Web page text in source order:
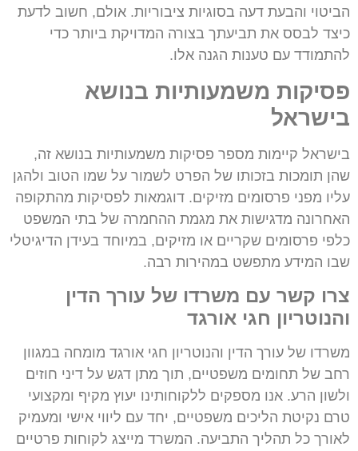
הביטוי והבעת דעה בסוגיות ציבוריות. אולם, חשוב לדעת
כיצד לבסס את תביעתך בצורה המדויקת ביותר כדי
להתמודד עם טענות הגנה אלו.
פסיקות משמעותיות בנושא
בישראל
בישראל קיימות מספר פסיקות משמעותיות בנושא זה,
שהן תומכות בזכותו של הפרט לשמור על שמו הטוב ולהגן
עליו מפני פרסומים מזיקים. דוגמאות לפסיקות מהתקופה
האחרונה מדגישות את מגמת ההחמרה של בתי המשפט
כלפי פרסומים שקריים או מזיקים, במיוחד בעידן הדיגיטלי
שבו המידע מתפשט במהירות רבה.
צרו קשר עם משרדו של עורך הדין
והנוטריון חגי אורגד
משרדו של עורך הדין והנוטריון חגי אורגד מומחה במגוון
רחב של תחומים משפטיים, תוך מתן דגש על דיני חוזים
ולשון הרע. אנו מספקים ללקוחותינו יעוץ מקיף ומקצועי
טרם נקיטת הליכים משפטיים, יחד עם ליווי אישי ומעמיק
לאורך כל תהליך התביעה. המשרד מייצג לקוחות פרטיים